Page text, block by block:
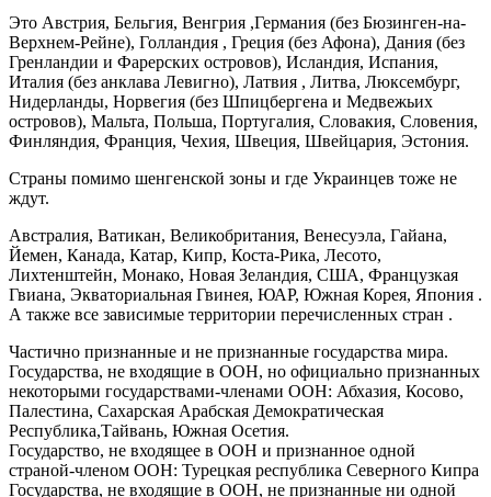
Это Австрия, Бельгия, Венгрия ,Германия (без Бюзинген-на-
Верхнем-Рейне), Голландия , Греция (без Афона), Дания (без
Гренландии и Фарерских островов), Исландия, Испания,
Италия (без анклава Левигно), Латвия , Литва, Люксембург,
Нидерланды, Норвегия (без Шпицбергена и Медвежьих
островов), Мальта, Польша, Португалия, Словакия, Словения,
Финляндия, Франция, Чехия, Швеция, Швейцария, Эстония.
Страны помимо шенгенской зоны и где Украинцев тоже не
ждут.
Австралия, Ватикан, Великобритания, Венесуэла, Гайана,
Йемен, Канада, Катар, Кипр, Коста-Рика, Лесото,
Лихтенштейн, Монако, Новая Зеландия, США, Французкая
Гвиана, Экваториальная Гвинея, ЮАР, Южная Корея, Япония .
А также все зависимые территории перечисленных стран .
Частично признанные и не признанные государства мира.
Государства, не входящие в ООН, но официально признанных
некоторыми государствами-членами ООН: Абхазия, Косово,
Палестина, Сахарская Арабская Демократическая
Республика,Тайвань, Южная Осетия.
Государство, не входящее в ООН и признанное одной
страной-членом ООН: Турецкая республика Северного Кипра
Государства, не входящие в ООН, не признанные ни одной